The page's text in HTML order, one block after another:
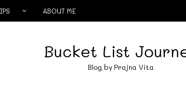
ABOUT ME
Bucket List
Blog by Prajna Vita